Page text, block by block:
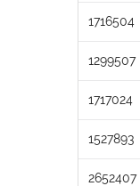
1716504
1299507
1717024
1527893
2652407